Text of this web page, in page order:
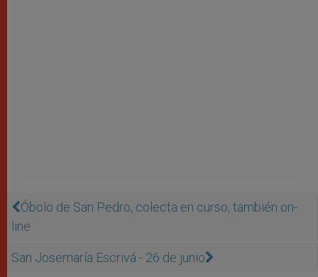
Óbolo de San Pedro, colecta en curso, también on-
line
San Josemaría Escrivá - 26 de junio